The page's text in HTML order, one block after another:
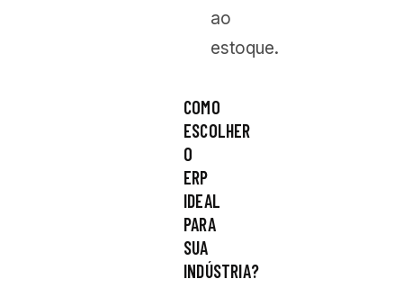
ao
estoque.
COMO
ESCOLHER
O
ERP
IDEAL
PARA
SUA
INDÚSTRIA?